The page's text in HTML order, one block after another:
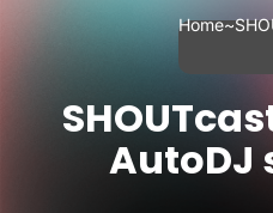
Home~
AutoDJ